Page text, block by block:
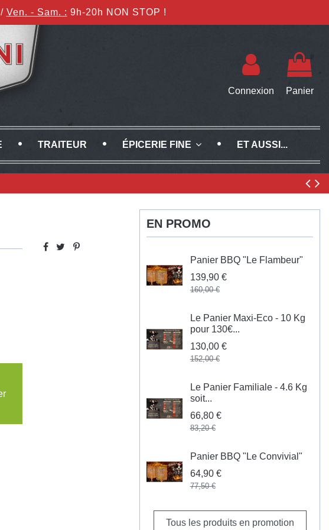
Ven. - Sam. : 9h-20h NON STOP !
Connexion Panier
TRAITEUR ÉPICERIE FINE ET AUSSI...
EN PROMO
Panier BBQ "Le Flambeur"
139,90 €
160,00 €
Le Panier Maxi-Eco - 10 Kg
pour 130€...
130,00 €
152,00 €
Le Panier Familiale - 4.6 Kg
soit...
66,80 €
83,20 €
Panier BBQ "Le Convivial"
64,90 €
77,50 €
Tous les produits en promotion